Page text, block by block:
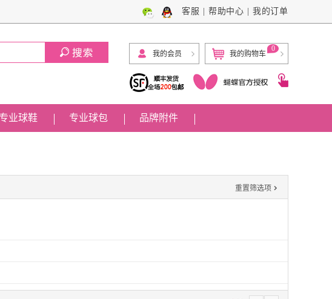
客服 帮助中心 我的订单
我的会员 我的购物车
0
专业球鞋 专业球包 品牌附件
重置筛选项 